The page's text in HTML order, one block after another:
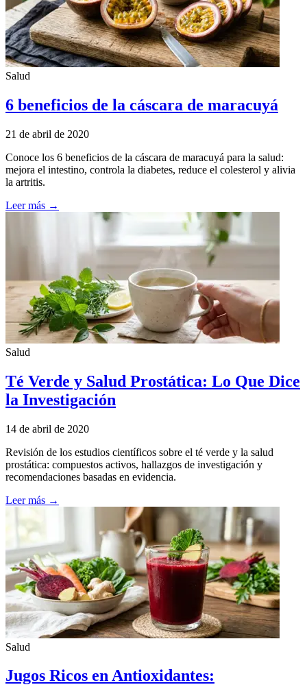
Salud
6 beneficios de la cáscara de maracuyá
21 de abril de 2020
Conoce los 6 beneficios de la cáscara de maracuyá para la salud:
mejora el intestino, controla la diabetes, reduce el colesterol y alivia
la artritis.
Leer más →
Salud
Té Verde y Salud Prostática: Lo Que Dice
la Investigación
14 de abril de 2020
Revisión de los estudios científicos sobre el té verde y la salud
prostática: compuestos activos, hallazgos de investigación y
recomendaciones basadas en evidencia.
Leer más →
Salud
Jugos Ricos en Antioxidantes: